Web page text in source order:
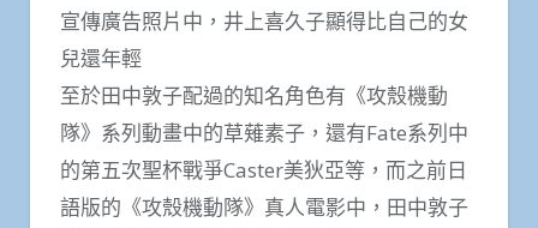
宣傳廣告照片中，井上喜久子顯得比自己的女
兒還年輕
至於田中敦子配過的知名角色有《攻殼機動
隊》系列動畫中的草薙素子，還有Fate系列中
的第五次聖杯戰爭Caster美狄亞等，而之前日
語版的《攻殼機動隊》真人電影中，田中敦子